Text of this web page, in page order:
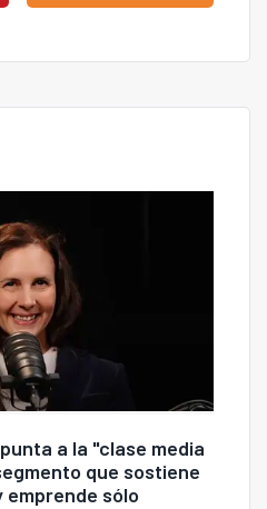
a la "clase media
que sostiene
emprende sólo